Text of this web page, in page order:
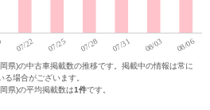
県)の中古車掲載数の推移です。掲載中の情報は常に
場合がございます。
県)の平均掲載数は1件です。